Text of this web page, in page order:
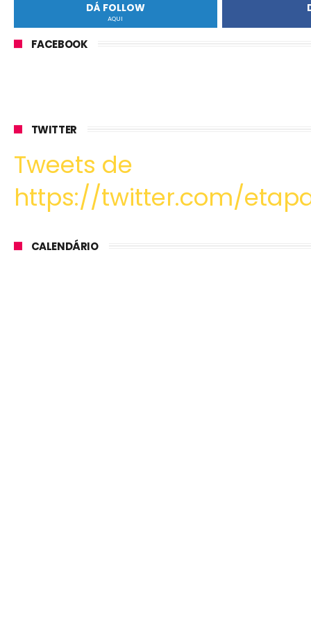
DÁ FOLLOW
AQUI
FACEBOOK
TWITTER
Tweets de
https://twitter.com/
CALENDÁRIO